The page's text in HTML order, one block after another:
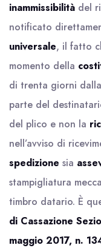
inammissibilità del
notificato
universale, il fatto
momento della
di trenta giorni
parte del
del plico e non la
nell’avviso di
spedizione sia
stampigliatura
timbro datario. È
di Cassazione
maggio 2017, n.